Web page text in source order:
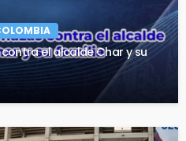
el alcalde Char y su